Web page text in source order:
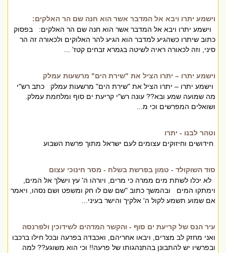
וישמע יתרו ויבא אל המדבר אשר הוא חנה שם הר האלקים:
וישמע יתרו ויבא אל המדבר אשר הוא חנה שם הר האלקים: בפסוק
כתוב שיתרו כשהגיע למדבר הוא הגיע להר האלוקים ולכאורה זה הר
סיני, וזה לכאורה ראיה לשיטה בגמרא זבחים קטז' ...
וישמע יתרו – יתרו הציל את "שירת הים" מרשעות עמלק
וישמע יתרו – יתרו הציל את "שירת הים" מרשעות עמלק כתב רש"י
מה שמועה שמע ובא?? עונה רש"י קריעת ים סוף ומלחמת עמלק.
ושואלים המפרשים וכי מ...
וטהר לבנו - יתרו
חידושים וחיזוקים עצומים לעם ישראל מתוך פרשת השבוע
סוד השוקולד - טמון בפרשת בשלח - מסר חינוכי עצום
לא יכלו לשתת מים ממרה כי מרים, ויורהו ה' עץ וישלך אל המים,
וימתקו המים ובהמשך כתוב "שם שם לו חק ומשפט ושם נסהו, ויאמר
אם שמוע תשמע לקול ה' אלקיך והישר בעיני...
עיר הנס של קריעת ים סוף - והקשר המדהים לשידוכין ולפרנסה
ואני מחזק לב מצרים, ויבאו אחריהם, ואכבדה בפרעה ובכל חילו ברכבו
ובפרשיו יש להתבונן בהתנהגותו של פרעה!! וכי הוא משוגע?? למה